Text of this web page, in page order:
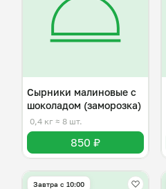
Сырники малиновые с
шоколадом (заморозка)
0,4 кг ≈ 8 шт.
850 ₽
Завтра c 10:00